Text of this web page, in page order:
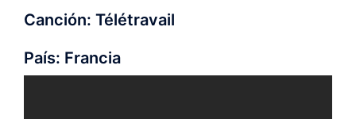
Canción: Télétravail
País: Francia